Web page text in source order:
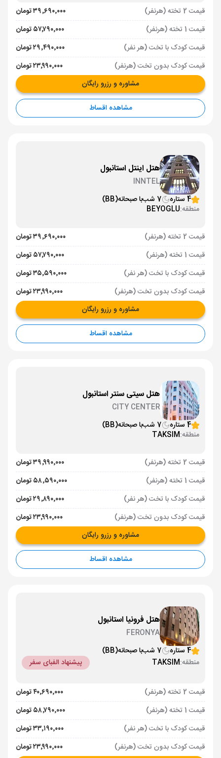
قیمت 2 تخته (هرنفر)
۳۹٬۶۹۰٬۰۰۰ تومان
قیمت 1 تخته (هرنفر)
۵۷٬۷۹۰٬۰۰۰ تومان
قیمت کودک با تخت (هر نفر)
۲۹٬۴۹۰٬۰۰۰ تومان
قیمت کودک بدون تخت (هرنفر)
۲۳٬۹۹۰٬۰۰۰ تومان
مشاوره و رزرو رایگان
مشاهده اقساط
هتل اینتل استانبول
INNTEL
4 ستاره
7 شب با صبحانه(BB)
منطقه:BEYOGLU
قیمت 2 تخته (هرنفر)
۳۹٬۶۹۰٬۰۰۰ تومان
قیمت 1 تخته (هرنفر)
۵۷٬۷۹۰٬۰۰۰ تومان
قیمت کودک با تخت (هر نفر)
۳۵٬۵۹۰٬۰۰۰ تومان
قیمت کودک بدون تخت (هرنفر)
۲۳٬۹۹۰٬۰۰۰ تومان
مشاوره و رزرو رایگان
مشاهده اقساط
هتل سیتی سنتر استانبول
CITY CENTER
4 ستاره
7 شب با صبحانه(BB)
منطقه:TAKSIM
قیمت 2 تخته (هرنفر)
۳۹٬۹۹۰٬۰۰۰ تومان
قیمت 1 تخته (هرنفر)
۵۸٬۵۹۰٬۰۰۰ تومان
قیمت کودک با تخت (هر نفر)
۲۹٬۸۹۰٬۰۰۰ تومان
قیمت کودک بدون تخت (هرنفر)
۲۳٬۹۹۰٬۰۰۰ تومان
مشاوره و رزرو رایگان
مشاهده اقساط
هتل فرونیا استانبول
FERONYA
4 ستاره
7 شب با صبحانه(BB)
منطقه:TAKSIM پیشنهاد الفبای سفر
قیمت 2 تخته (هرنفر)
۴۰٬۶۹۰٬۰۰۰ تومان
قیمت 1 تخته (هرنفر)
۵۸٬۷۹۰٬۰۰۰ تومان
قیمت کودک با تخت (هر نفر)
۳۳٬۱۹۰٬۰۰۰ تومان
قیمت کودک بدون تخت (هرنفر)
۲۳٬۹۹۰٬۰۰۰ تومان